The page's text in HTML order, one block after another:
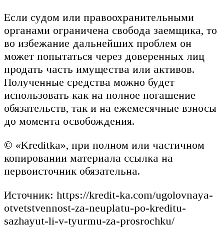
Если судом или правоохранительными
органами ограничена свобода заемщика, то
во избежание дальнейших проблем он
может попытаться через доверенных лиц
продать часть имущества или активов.
Полученные средства можно будет
использовать как на полное погашение
обязательств, так и на ежемесячные взносы
до момента освобождения.
© «Kreditka», при полном или частичном
копировании материала ссылка на
первоисточник обязательна.
Источник: https://kredit-ka.com/ugolovnaya-
otvetstvennost-za-neuplatu-po-kreditu-
sazhayut-li-v-tyurmu-za-prosrochku/